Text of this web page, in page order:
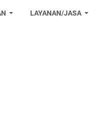
LAYANAN/JASA